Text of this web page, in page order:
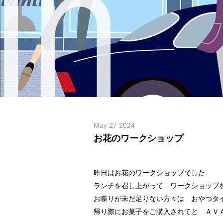
May 27 2024
お花のワークショップ
昨日はお花のワークショップでした
ランチを召し上がって ワークショップ
お喋りが未だ足りない方々は おやつタ
帰り際にお菓子をご購入されてと ＡＶ